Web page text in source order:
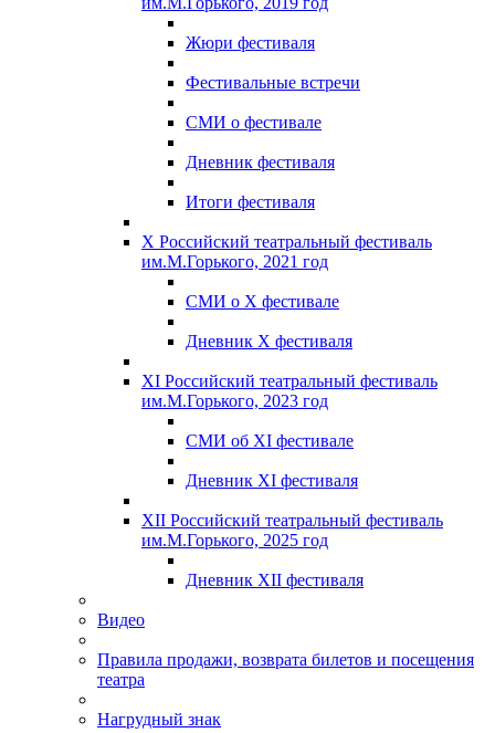
Жюри фестиваля
Фестивальные встречи
СМИ о фестивале
Дневник фестиваля
Итоги фестиваля
X Российский театральный фестиваль
им.М.Горького, 2021 год
СМИ о X фестивале
Дневник X фестиваля
XI Российский театральный фестиваль
им.М.Горького, 2023 год
СМИ об XI фестивале
Дневник XI фестиваля
XII Российский театральный фестиваль
им.М.Горького, 2025 год
Дневник XII фестиваля
Видео
Правила продажи, возврата билетов и посещения
театра
Нагрудный знак